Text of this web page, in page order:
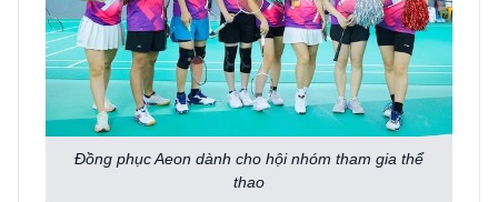
Đồng phục Aeon dành cho hội nhóm tham gia thể
thao